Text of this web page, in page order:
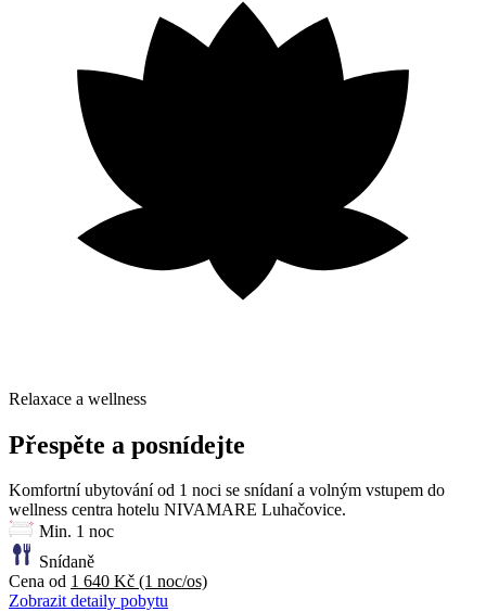
Relaxace a wellness
Přespěte a posnídejte
Komfortní ubytování od 1 noci se snídaní a volným vstupem do
wellness centra hotelu NIVAMARE Luhačovice.
Min. 1 noc
Snídaně
Cena od 1 640 Kč (1 noc/os)
Zobrazit detaily pobytu